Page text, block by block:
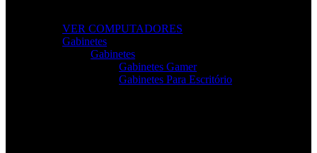
VER COMPUTADORES
Gabinetes
Gabinetes
Gabinetes Gamer
Gabinetes Para Escritório